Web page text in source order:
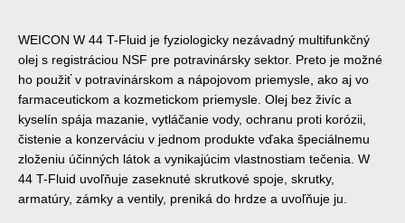
WEICON W 44 T-Fluid je fyziologicky nezávadný multifunkčný
olej s registráciou NSF pre potravinársky sektor. Preto je možné
ho použiť v potravinárskom a nápojovom priemysle, ako aj vo
farmaceutickom a kozmetickom priemysle. Olej bez živíc a
kyselín spája mazanie, vytláčanie vody, ochranu proti korózii,
čistenie a konzerváciu v jednom produkte vďaka špeciálnemu
zloženiu účinných látok a vynikajúcim vlastnostiam tečenia. W
44 T-Fluid uvoľňuje zaseknuté skrutkové spoje, skrutky,
armatúry, zámky a ventily, preniká do hrdze a uvoľňuje ju.